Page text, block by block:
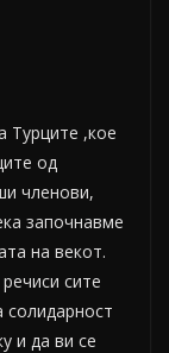
Турците ,кое
од
членови,
започнавме
на векот.
сите
солидарност
и да ви се